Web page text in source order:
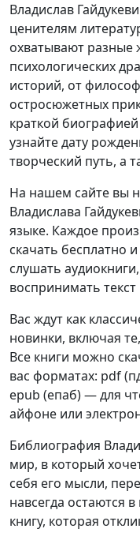
Владислав
ценителям
охватывают разные
психологических
историй, от
остросюжетных
краткой
узнайте дату
творческий путь, а
На нашем сайте вы
Владислава
языке. Каждое
скачать бесплатно
слушать
воспринимать текст
Вас ждут как
новинки, включая
Все книги можно
вас форматах: pdf
epub (епаб) — для
айфоне или
Библиография
мир, в который
себя его мысли,
навсегда остаются
книгу, которая